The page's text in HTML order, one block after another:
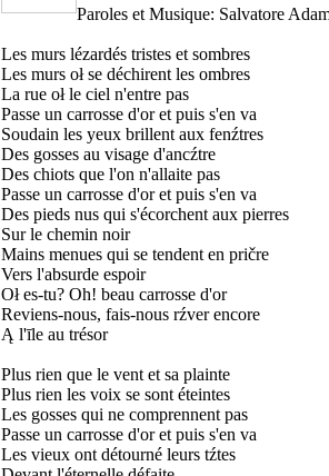
Paroles et Musique: Salvatore
Les murs lézardés tristes et sombres
Les murs oł se déchirent les ombres
La rue oł le ciel n'entre pas
Passe un carrosse d'or et puis s'en va
Soudain les yeux brillent aux fenźtres
Des gosses au visage d'ancźtre
Des chiots que l'on n'allaite pas
Passe un carrosse d'or et puis s'en va
Des pieds nus qui s'écorchent aux pierres
Sur le chemin noir
Mains menues qui se tendent en pričre
Vers l'absurde espoir
Oł es-tu? Oh! beau carrosse d'or
Reviens-nous, fais-nous rźver encore
Ą l'īle au trésor
Plus rien que le vent et sa plainte
Plus rien les voix se sont éteintes
Les gosses qui ne comprennent pas
Passe un carrosse d'or et puis s'en va
Les vieux ont détourné leurs tźtes